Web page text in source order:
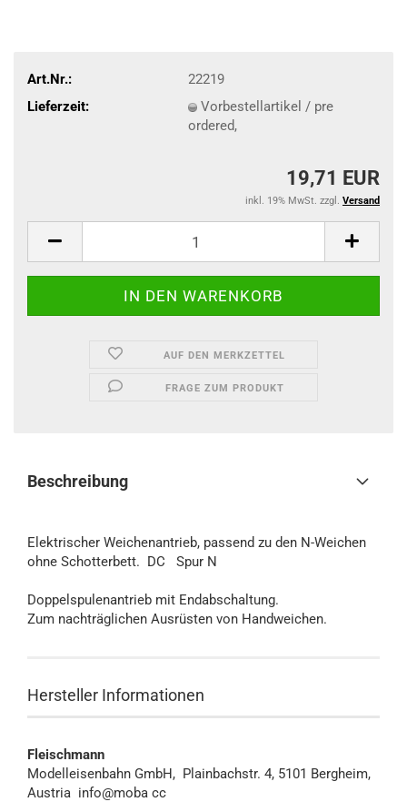
Art.Nr.:
22219
Lieferzeit:
Vorbestellartikel / pre
ordered,
19,71 EUR
inkl. 19% MwSt. zzgl. Versand
AUF DEN MERKZETTEL
FRAGE ZUM PRODUKT
Beschreibung
Elektrischer Weichenantrieb, passend zu den N-Weichen
ohne Schotterbett. DC Spur N
Doppelspulenantrieb mit Endabschaltung.
Zum nachträglichen Ausrüsten von Handweichen.
Hersteller Informationen
Fleischmann
Modelleisenbahn GmbH, Plainbachstr. 4, 5101 Bergheim,
Austria info@moba cc